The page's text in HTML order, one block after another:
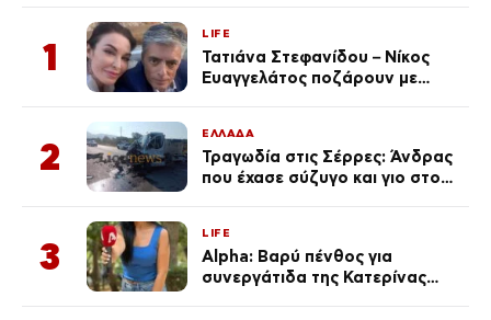
1
LIFE
Τατιάνα Στεφανίδου – Νίκος
Ευαγγελάτος ποζάρουν με
2
ΕΛΛΑΔΑ
Τραγωδία στις Σέρρες: Άνδρας
που έχασε σύζυγο και γιο στο
3
LIFE
Alpha: Βαρύ πένθος για
συνεργάτιδα της Κατερίνας